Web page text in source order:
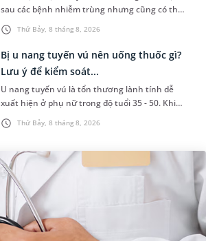
Thứ Bảy, 8 tháng 8, 2026
sau các bệnh nhiễm trùng nhưng cũng có thể
liên quan đến lao hạch hoặc ung thư. Để tìm
hiểu nguyên nhân gây viêm,...
Thứ Bảy, 8 tháng 8, 2026
Bị u nang tuyến vú nên uống thuốc gì?
Lưu ý để kiểm soát...
U nang tuyến vú là tổn thương lành tính dễ
xuất hiện ở phụ nữ trong độ tuổi 35 - 50. Khi
được chẩn đoán mắc bệnh, nhiều người
thường băn khoăn u nang tuyến v...